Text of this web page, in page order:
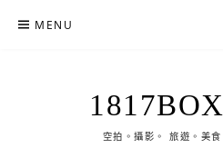
MENU
空拍。攝影。 旅遊。美